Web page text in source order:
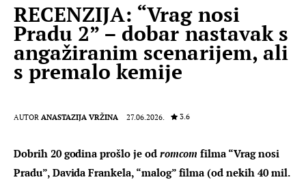
RECENZIJA: “Vrag nosi
Pradu 2” – dobar nastavak s
angažiranim scenarijem, ali
s premalo kemije
AUTOR ANASTAZIJA VRŽINA 27.06.2026. 3.6
Dobrih 20 godina prošlo je od romcom filma “Vrag nosi
Pradu”, Davida Frankela, “malog” filma (od nekih 40 mil.